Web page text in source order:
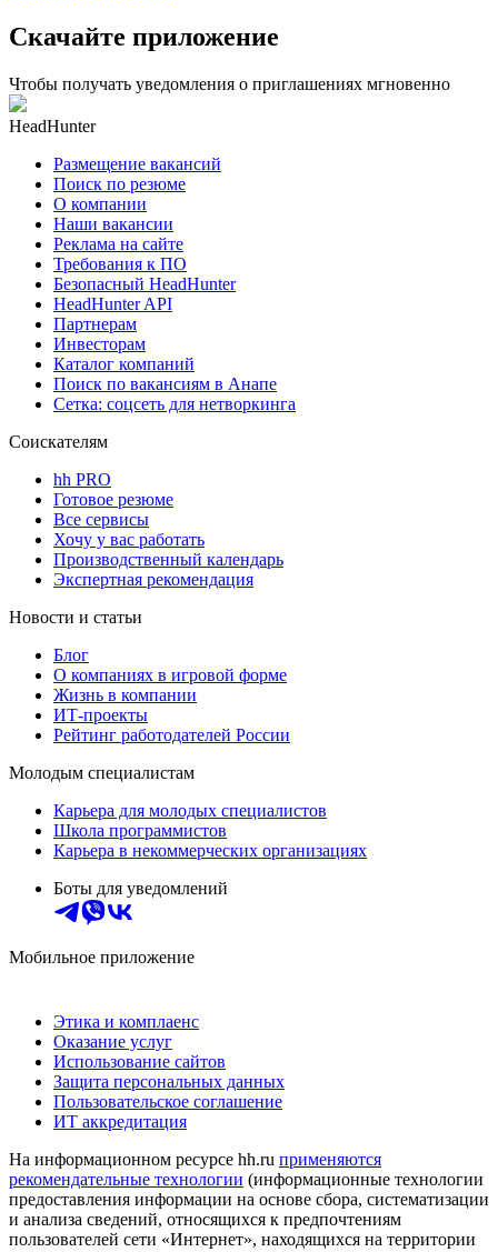
Скачайте приложение
Чтобы получать уведомления о приглашениях мгновенно
HeadHunter
Размещение вакансий
Поиск по резюме
О компании
Наши вакансии
Реклама на сайте
Требования к ПО
Безопасный HeadHunter
HeadHunter API
Партнерам
Инвесторам
Каталог компаний
Поиск по вакансиям в Анапе
Сетка: соцсеть для нетворкинга
Соискателям
hh PRO
Готовое резюме
Все сервисы
Хочу у вас работать
Производственный календарь
Экспертная рекомендация
Новости и статьи
Блог
О компаниях в игровой форме
Жизнь в компании
ИТ-проекты
Рейтинг работодателей России
Молодым специалистам
Карьера для молодых специалистов
Школа программистов
Карьера в некоммерческих организациях
Боты для уведомлений
Мобильное приложение
Этика и комплаенс
Оказание услуг
Использование сайтов
Защита персональных данных
Пользовательское соглашение
ИТ аккредитация
На информационном ресурсе hh.ru применяются
рекомендательные технологии (информационные технологии
предоставления информации на основе сбора, систематизации
и анализа сведений, относящихся к предпочтениям
пользователей сети «Интернет», находящихся на территории